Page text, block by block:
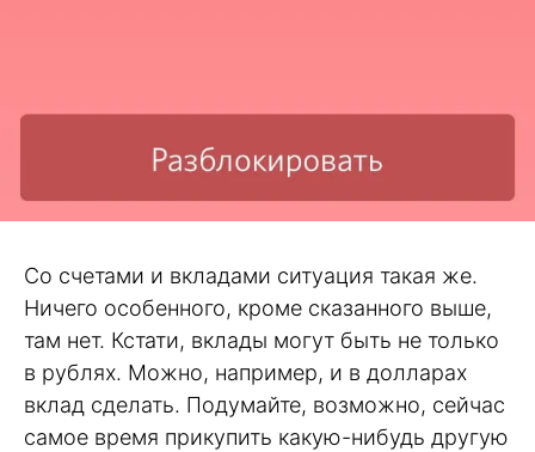
Со счетами и вкладами ситуация такая же.
Ничего особенного, кроме сказанного выше,
там нет. Кстати, вклады могут быть не только
в рублях. Можно, например, и в долларах
вклад сделать. Подумайте, возможно, сейчас
самое время прикупить какую-нибудь другую